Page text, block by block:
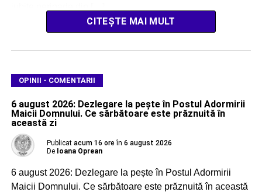
CITEȘTE MAI MULT
OPINII - COMENTARII
6 august 2026: Dezlegare la pește în Postul Adormirii
Maicii Domnului. Ce sărbătoare este prăznuită în
această zi
Publicat acum 16 ore în 6 august 2026
De Ioana Oprean
6 august 2026: Dezlegare la pește în Postul Adormirii
Maicii Domnului. Ce sărbătoare este prăznuită în această